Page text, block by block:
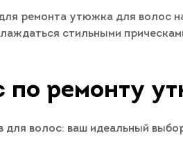
ремонта утюжка для
стильными
по ремонту
волос: ваш идеальный